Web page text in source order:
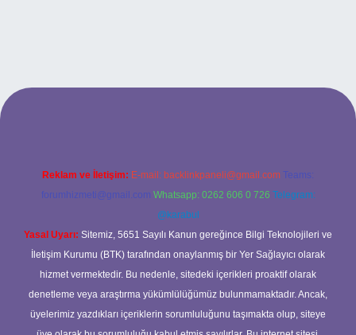
Reklam ve İletişim: E-mail: backlinkpaneli@gmail.com Teams:
forumhizmeti@gmail.com Whatsapp: 0262 606 0 726 Telegram:
@karabul
Yasal Uyarı: Sitemiz, 5651 Sayılı Kanun gereğince Bilgi Teknolojileri ve
İletişim Kurumu (BTK) tarafından onaylanmış bir Yer Sağlayıcı olarak
hizmet vermektedir. Bu nedenle, sitedeki içerikleri proaktif olarak
denetleme veya araştırma yükümlülüğümüz bulunmamaktadır. Ancak,
üyelerimiz yazdıkları içeriklerin sorumluluğunu taşımakta olup, siteye